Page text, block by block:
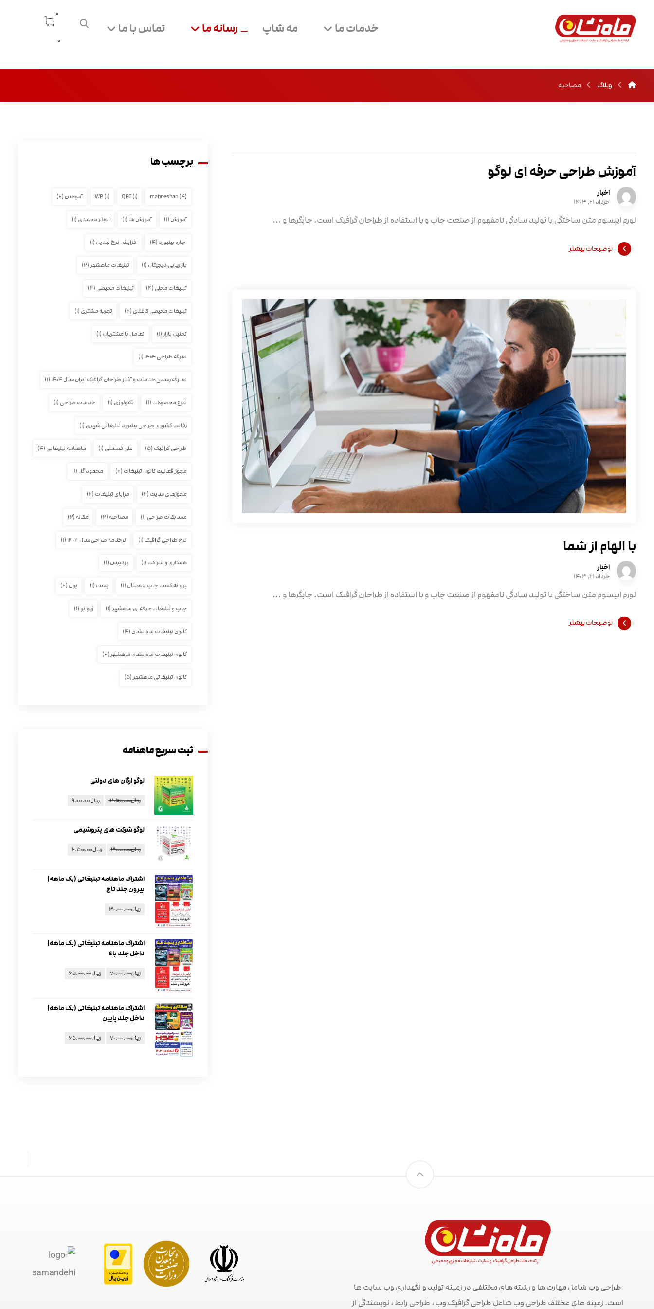
0
خدمات ما مه شاپ رسانه ما تماس با ما
وبلاگ مصاحبه
آموزش طراحی حرفه ای لوگو
اخبار
خرداد ۲۱, ۱۴۰۳
لورم ایپسوم متن ساختگی با تولید سادگی نامفهوم از صنعت چاپ و با استفاده از طراحان گرافیک است. چاپگرها و ...
توضیحات بیشتر
با الهام از شما
اخبار
خرداد ۲۱, ۱۴۰۳
لورم ایپسوم متن ساختگی با تولید سادگی نامفهوم از صنعت چاپ و با استفاده از طراحان گرافیک است. چاپگرها و ...
توضیحات بیشتر
برچسب ها
mahneshan(۴) QFC(۱) WP(۱) آموختن (۲)
آموزش (۱) آموزش ها (۱) ابوذر محمدی (۱)
اجاره بیلبورد(۴) افزایش نرخ تبدیل (۱)
بازاریابی دیجیتال (۱) تبلیغات ماهشهر (۲)
تبلیغات محلی (۴) تبلیغات محیطی (۴)
تبلیغات محیطی کاغذی (۲) تجربه مشتری (۱)
تحلیل بازار(۱) تعامل با مشتریان (۱)
تعرفه طراحی ۱۴۰۴ (۱)
تعـرفه رسمی خدمات و آثـار طراحان گرافیک ایران سال ۱۴۰۴ (۱)
تنوع محصولات (۱) تکنولوژی (۱) خدمات طراحی (۱)
رقابت کشوری طراحی بیلبورد تبلیغاتی شهری (۱)
طراحی گرافیک (۵) علی قسمتی (۱) ماهنامه تبلیغاتی (۴)
مجوز فعالیت کانون تبلیغات (۲) محمود گل (۱)
محوزهای سایت (۲) مزایای تبلیغات (۲)
مسابقات طراحی (۱) مصاحبه (۲) مقاله (۲)
نرخ طراحی گرافیک (۱) نرخنامه طراحی سال ۱۴۰۴ (۱)
همکاری و شراکت (۱) وردپرس (۱)
پروانه کسب چاپ دیجیتال (۱) پست (۱) پول (۲)
چاپ و تبلیغات حرفه ای ماهشهر (۱) ژیوانو (۱)
کانون تبلیغات ماه نشان (۴)
کانون تبلیغات ماه نشان ماهشهر (۲)
کانون تبلیغاتی ماهشهر (۵)
ثبت سریع ماهنامه
لوگو ارگان های دولتی
ریال۱۲.۵۰۰.۰۰۰ ریال۹.۰۰۰.۰۰۰
لوگو شرکت های پتروشیمی
ریال۳.۰۰۰.۰۰۰ ریال۲.۵۰۰.۰۰۰
اشتراک ماهنامه تبلیغاتی (یک ماهه)
بیرون جلد تاج
ریال۳۰.۰۰۰.۰۰۰
اشتراک ماهنامه تبلیغاتی (یک ماهه)
داخل جلد بالا
ریال۷۰.۰۰۰.۰۰۰ ریال۶۵.۰۰۰.۰۰۰
اشتراک ماهنامه تبلیغاتی (یک ماهه)
داخل جلد پایین
ریال۷۰.۰۰۰.۰۰۰ ریال۶۵.۰۰۰.۰۰۰
طراحی وب شامل مهارت ها و رشته های مختلفی در زمینه تولید و نگهداری وب سایت ها
است. زمینه های مختلف طراحی وب شامل طراحی گرافیک وب ، طراحی رابط ، نویسندگی از